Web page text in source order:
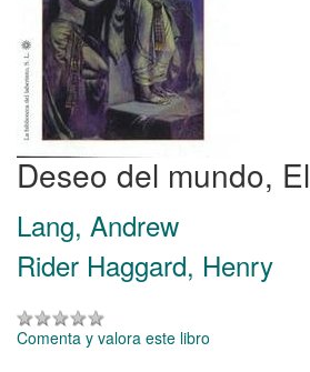
Deseo del mundo, El
Lang, Andrew
Rider Haggard, Henry
Comenta y valora este libro